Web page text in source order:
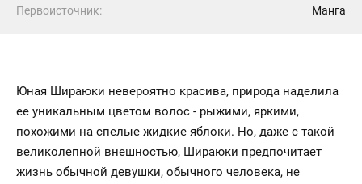
Первоисточник:
Манга
Юная Шираюки невероятно красива, природа наделила
ее уникальным цветом волос - рыжими, яркими,
похожими на спелые жидкие яблоки. Но, даже с такой
великолепной внешностью, Шираюки предпочитает
жизнь обычной девушки, обычного человека, не